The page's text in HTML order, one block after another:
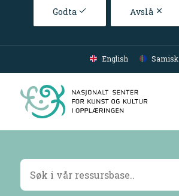
Godta Avslå
Gå til hovedinnhold
English Samisk
Søkeresultater